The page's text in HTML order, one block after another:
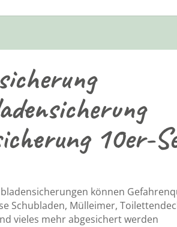
10er-
können
Schubladen, Mülleimer,
vieles mehr abgesichert werden